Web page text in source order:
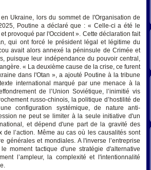
Ukraine, lors du sommet de l'Organisation de
Poutine a déclaré que : « Celle-ci a été le
provoqué par l'Occident ». Cette déclaration fait
qui ont forcé le président légal et légitime du
avait alors annexé la péninsule de Crimée et
puisque leur indépendance du pouvoir central,
« La deuxième cause de la crise, ce furent
dans l'Otan », a ajouté Poutine à la tribune
international marqué par une menace à la
de l’Union Soviétique, l’inimitié vis
russo-chinois, la politique d’hostilité de
configuration systémique, de nature anti-
ne peut se limiter à la seule initiative d'un
et dépend d'une part de la gravité des
l’action. Même au cas où les causalités sont
et mondiales. A l'inverse l’entreprise
moment tactique d'une stratégie d'alternative
l’ampleur, la complexité et l'intentionnalité